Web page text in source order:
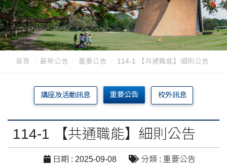
首頁 最新公告 重要公告 114-1 【共通職能】細則公告
講座及活動訊息 重要公告 校外訊息
114-1 【共通職能】細則公告
日期 : 2025-09-08
分類 : 重要公告